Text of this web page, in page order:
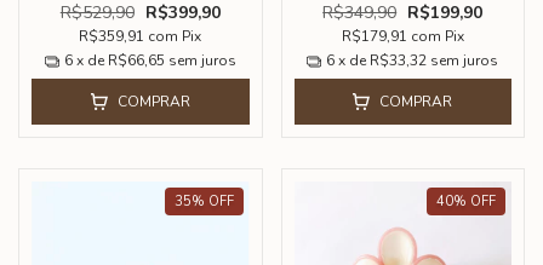
R$529,90 R$399,90
R$359,91 com Pix
6 x de R$66,65 sem juros
COMPRAR
R$349,90 R$199,90
R$179,91 com Pix
6 x de R$33,32 sem juros
COMPRAR
35% OFF 40% OFF